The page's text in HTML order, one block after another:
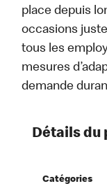
place depuis
occasions
tous les
mesures
demande
Détails du
Catégories